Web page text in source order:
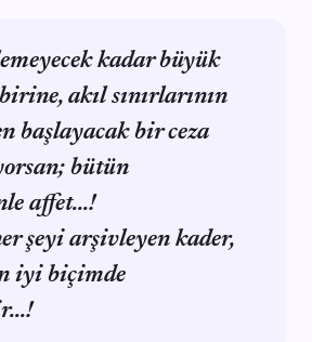
kadar büyük
akıl sınırlarının
başlayacak bir ceza
bütün
affet...!
şeyi arşivleyen kader,
iyi biçimde